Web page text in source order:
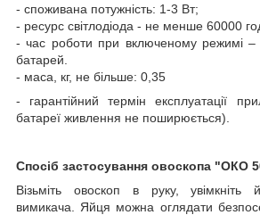
- споживана потужність: 1-3 Вт;
- ресурс світлодіода - не менше 60000
- час роботи при включеному режимі
батарей.
- маса, кг, не більше: 0,35
- гарантійний термін експлуатації
батареї живлення не поширюється).
Спосіб застосування овоскопа "ОКО
Візьміть овоскоп в руку,
вимикача. Яйця можна оглядати